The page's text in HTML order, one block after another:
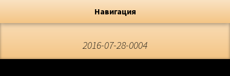
Флёрова Елена Николаевна
Художник, Официальный сайт
Навигация
2016-07-28-0004